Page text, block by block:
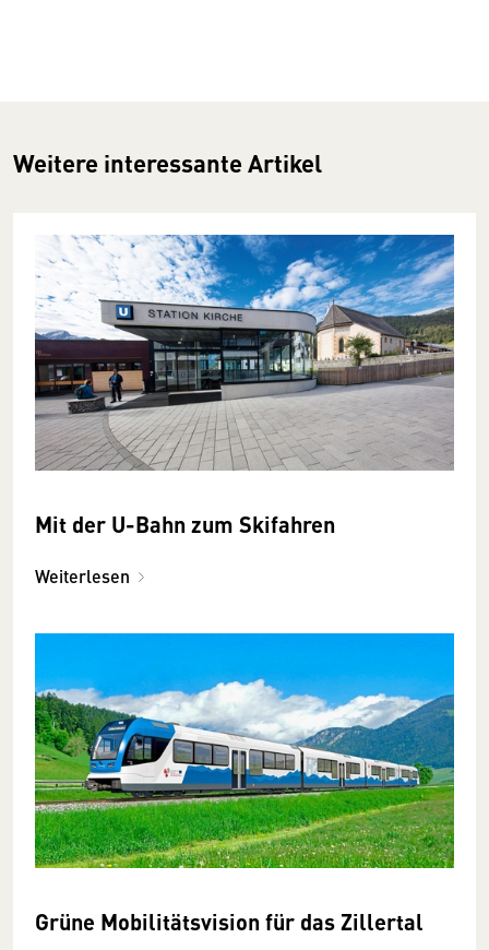
Weitere interessante Artikel
Mit der U-Bahn zum Skifahren
Weiterlesen
Grüne Mobilitätsvision für das Zillertal